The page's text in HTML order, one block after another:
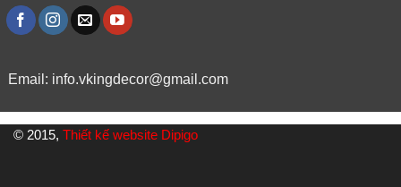
Email: info.vkingdecor@gmail.com
© 2015, Thiết kế website Dipigo